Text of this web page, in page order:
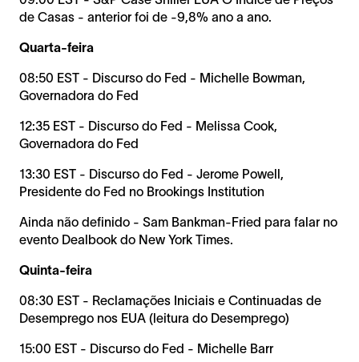
de Casas - anterior foi de -9,8% ano a ano.
Quarta-feira
08:50 EST - Discurso do Fed - Michelle Bowman,
Governadora do Fed
12:35 EST - Discurso do Fed - Melissa Cook,
Governadora do Fed
13:30 EST - Discurso do Fed - Jerome Powell,
Presidente do Fed no Brookings Institution
Ainda não definido - Sam Bankman-Fried para falar no
evento Dealbook do New York Times.
Quinta-feira
08:30 EST - Reclamações Iniciais e Continuadas de
Desemprego nos EUA (leitura do Desemprego)
15:00 EST - Discurso do Fed - Michelle Barr